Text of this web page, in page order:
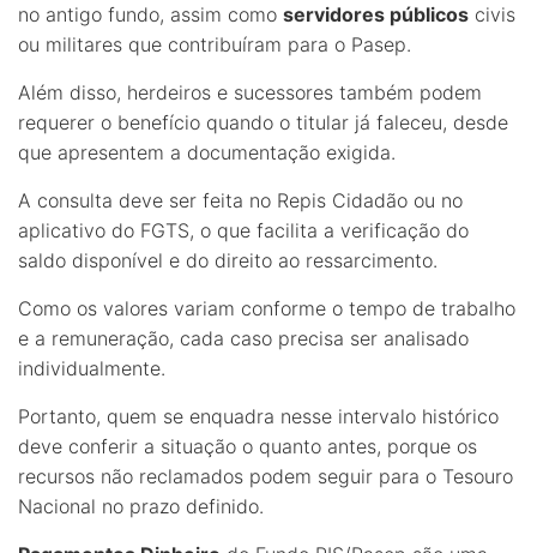
no antigo fundo, assim como servidores públicos civis
ou militares que contribuíram para o Pasep.
Além disso, herdeiros e sucessores também podem
requerer o benefício quando o titular já faleceu, desde
que apresentem a documentação exigida.
A consulta deve ser feita no Repis Cidadão ou no
aplicativo do FGTS, o que facilita a verificação do
saldo disponível e do direito ao ressarcimento.
Como os valores variam conforme o tempo de trabalho
e a remuneração, cada caso precisa ser analisado
individualmente.
Portanto, quem se enquadra nesse intervalo histórico
deve conferir a situação o quanto antes, porque os
recursos não reclamados podem seguir para o Tesouro
Nacional no prazo definido.